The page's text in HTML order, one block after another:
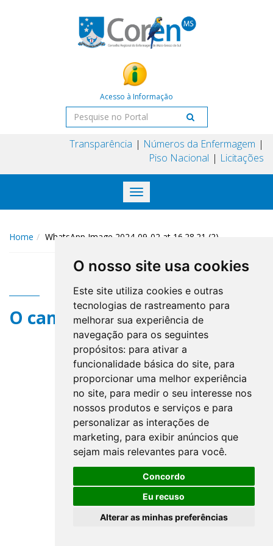
O nosso site usa cookies
Este site utiliza cookies e outras
tecnologias de rastreamento para
melhorar sua experiência de
navegação para os seguintes
propósitos: para ativar a
funcionalidade básica do site, para
proporcionar uma melhor experiência
no site, para medir o seu interesse nos
nossos produtos e serviços e para
personalizar as interações de
marketing, para exibir anúncios que
sejam mais relevantes para você.
Concordo
Eu recuso
Alterar as minhas preferências
Acesso à Informação
Transparência
Números da Enfermagem
Piso Nacional
Licitações
Toggle
navigation
Home WhatsApp Image 2024-09-02 at 16.28.21 (2)
O campo title não existe.